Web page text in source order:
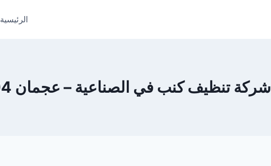
الرئيسية
شركة تنظيف كنب في الصناعية – عجمان 0553690604